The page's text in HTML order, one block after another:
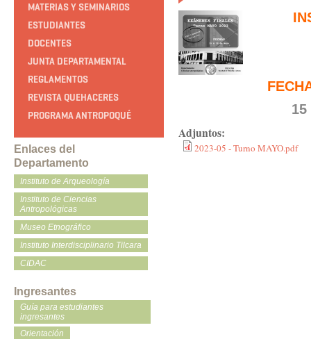
MATERIAS Y SEMINARIOS
ESTUDIANTES
DOCENTES
JUNTA DEPARTAMENTAL
REGLAMENTOS
REVISTA QUEHACERES
PROGRAMA ANTROPOQUÉ
Enlaces del
Departamento
Instituto de Arqueología
Instituto de Ciencias
Antropológicas
Museo Etnográfico
Instituto Interdisciplinario Tilcara
CIDAC
Ingresantes
Guía para estudiantes
ingresantes
Orientación
15
Adjuntos:
2023-05 - Turno MAYO.pdf